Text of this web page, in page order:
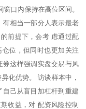
口内保持在高位区间。
相当一部分人表示最老
前提下，会考 虑通过配
位，但同时也更加关注
券这样强调实盘交易与风
化优势。 访谈样本中，
己从盲目加杠杆到重建
收益，对 配资风险控制